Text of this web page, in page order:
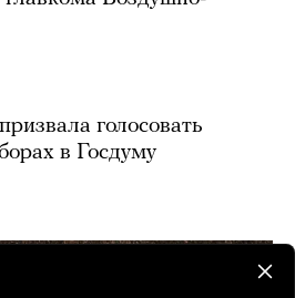
голосовать
в Госдуму